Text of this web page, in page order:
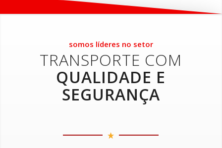
somos líderes no setor
TRANSPORTE COM
QUALIDADE E
SEGURANÇA